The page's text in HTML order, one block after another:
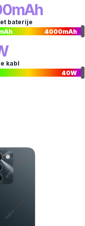
mAh
baterije
4000mAh
kabl
40W